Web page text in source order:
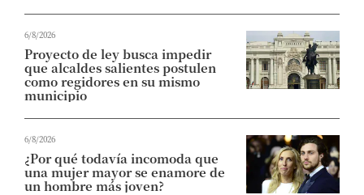
6/8/2026
Proyecto de ley busca impedir
que alcaldes salientes postulen
como regidores en su mismo
municipio
6/8/2026
¿Por qué todavía incomoda que
una mujer mayor se enamore de
un hombre más joven?